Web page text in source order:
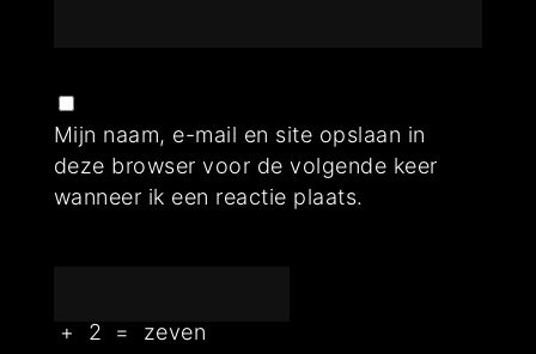
Mijn naam, e-mail en site opslaan in
deze browser voor de volgende keer
wanneer ik een reactie plaats.
+ 2 = zeven